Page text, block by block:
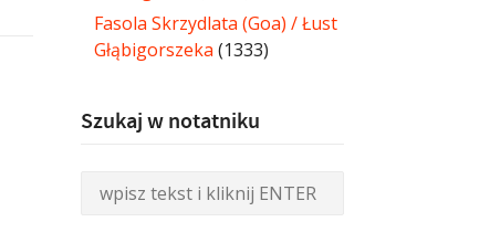
Fasola Skrzydlata (Goa) / Łust
Głąbigorszeka (1333)
Szukaj w notatniku